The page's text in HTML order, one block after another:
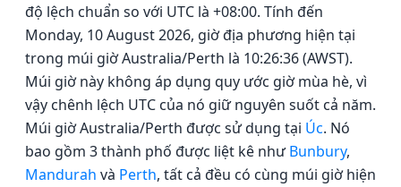
độ lệch chuẩn so với UTC là +08:00. Tính đến
Monday, 10 August 2026, giờ địa phương hiện tại
trong múi giờ Australia/Perth là 10:26:36 (AWST).
Múi giờ này không áp dụng quy ước giờ mùa hè, vì
vậy chênh lệch UTC của nó giữ nguyên suốt cả năm.
Múi giờ Australia/Perth được sử dụng tại Úc. Nó
bao gồm 3 thành phố được liệt kê nhưBunbury,
Mandurah và Perth, tất cả đều có cùng múi giờ hiện